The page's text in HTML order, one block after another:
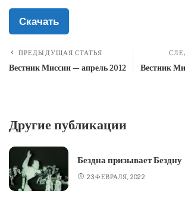
Скачать
ПРЕДЫДУЩАЯ СТАТЬЯ
Вестник Миссии — апрель 2012 Вестник
Другие публикации
Бездна призывает Бездну
23 ФЕВРАЛЯ, 2022